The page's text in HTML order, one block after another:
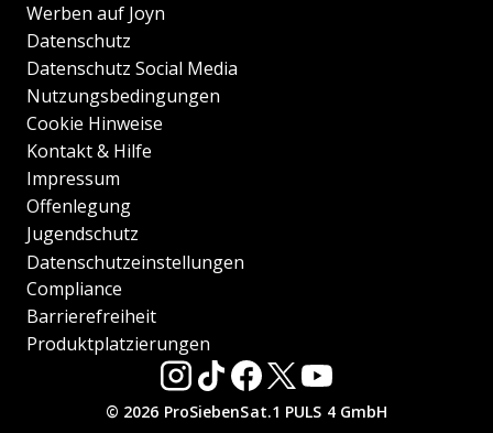
Werben auf Joyn
Datenschutz
Datenschutz Social Media
Nutzungsbedingungen
Cookie Hinweise
Kontakt & Hilfe
Impressum
Offenlegung
Jugendschutz
Datenschutzeinstellungen
Compliance
Barrierefreiheit
Produktplatzierungen
© 2026 ProSiebenSat.1 PULS 4 GmbH